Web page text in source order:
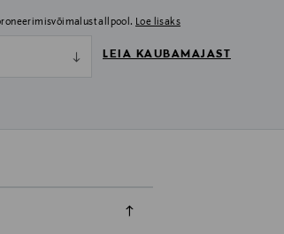
allpool. Loe lisaks
LEIA KAUBAMAJAST